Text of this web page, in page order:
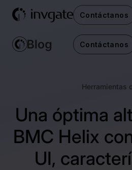
Contáctanos
Contáctanos
Herramientas
Una óptima
BMC Helix
UI,